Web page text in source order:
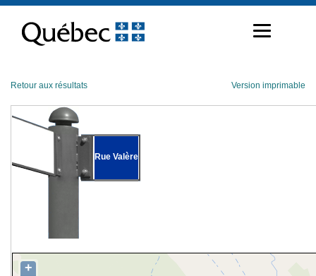
contenu
Retour aux résultats Version imprimable
Rue Valère
+